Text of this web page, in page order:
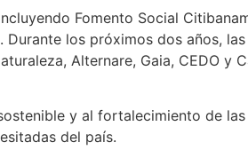
Fomento Social
Durante los próximos dos años,
Alternare, Gaia, CEDO y
y al fortalecimiento de
del país.